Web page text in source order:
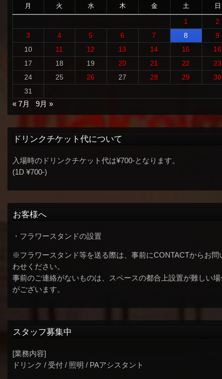
月 火 水 木 金 土 日
1
2
3
4 5 6 7 8
9
10
11 12 13 14 15
16
17
18 19 20 21 22
23
24
25 26 27 28 29
30
31
« 7月
9月 »
ドリンクチケット代について
入場時のドリンクチケット代は¥700-となります。
(1D ¥700-)
お客様へ
・フラワースタンドの設置
※フラワースタンド等を送る際は、事前にCONTACTからお問
わせください。
事前のご連絡がないものは、スペースの都合上設置が難しい場
がございます。
スタッフ募集中
[業務内容]
ドリンク / 受付 / 照明 / PAアシスタント